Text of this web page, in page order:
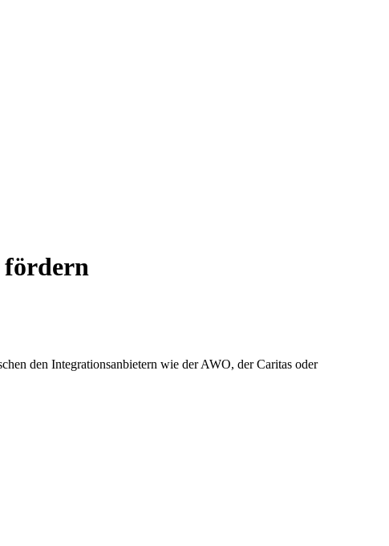
fördern
den Integrationsanbietern wie der AWO, der Caritas oder